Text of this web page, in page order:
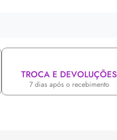
TROCA E DEVOLUÇÕES
7 dias após o recebimento